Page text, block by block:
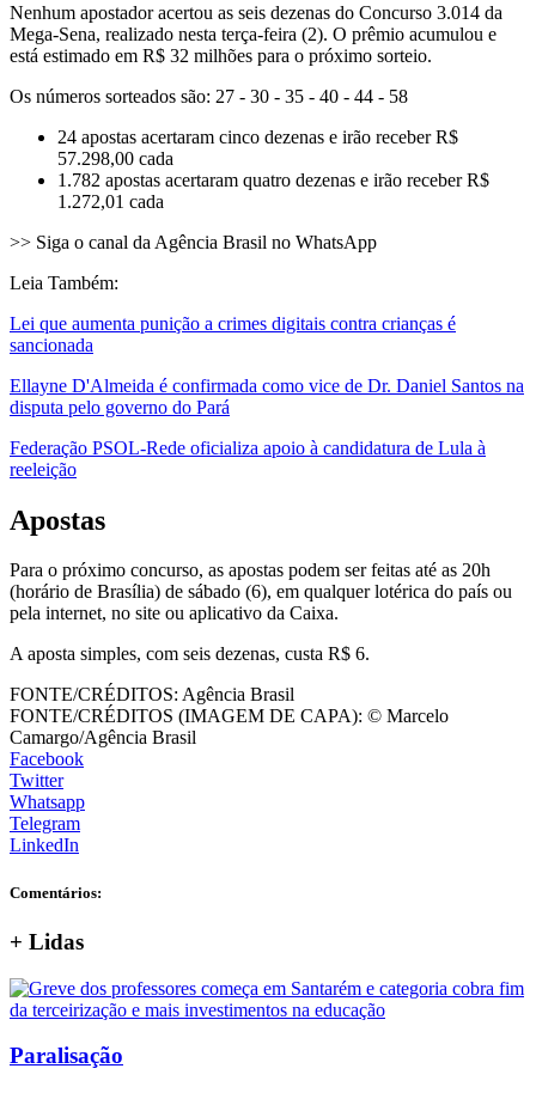
Nenhum apostador acertou as seis dezenas do Concurso 3.014 da
Mega-Sena, realizado nesta terça-feira (2). O prêmio acumulou e
está estimado em R$ 32 milhões para o próximo sorteio.
Os números sorteados são: 27 - 30 - 35 - 40 - 44 - 58
24 apostas acertaram cinco dezenas e irão receber R$
57.298,00 cada
1.782 apostas acertaram quatro dezenas e irão receber R$
1.272,01 cada
>> Siga o canal da Agência Brasil no WhatsApp
Leia Também:
Lei que aumenta punição a crimes digitais contra crianças é
sancionada
Ellayne D'Almeida é confirmada como vice de Dr. Daniel Santos na
disputa pelo governo do Pará
Federação PSOL-Rede oficializa apoio à candidatura de Lula à
reeleição
Apostas
Para o próximo concurso, as apostas podem ser feitas até as 20h
(horário de Brasília) de sábado (6), em qualquer lotérica do país ou
pela internet, no site ou aplicativo da Caixa.
A aposta simples, com seis dezenas, custa R$ 6.
FONTE/CRÉDITOS: Agência Brasil
FONTE/CRÉDITOS (IMAGEM DE CAPA): © Marcelo
Camargo/Agência Brasil
Facebook
Twitter
Whatsapp
Telegram
LinkedIn
Comentários:
+ Lidas
Paralisação